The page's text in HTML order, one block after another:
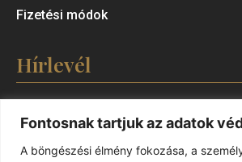
Fontosnak tartjuk az adatok
A böngészési élmény fokozása, a
Fizetési módok
Hírlevél